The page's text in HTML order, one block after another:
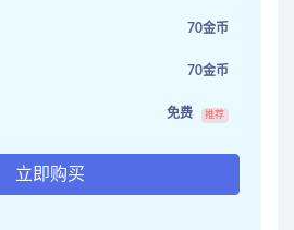
70金币
70金币
免费 推荐
立即购买